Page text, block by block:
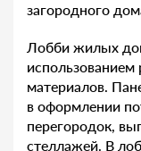
загородного
Лобби жилых
использованием
материалов.
в оформлении
перегородок,
стеллажей. В